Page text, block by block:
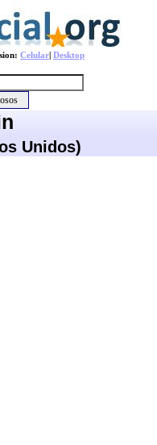
Celular| Desktop
Unidos)